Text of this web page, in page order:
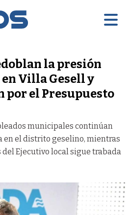
la presión
Villa Gesell y
por el Presupuesto
municipales continúan
en el distrito geselino, mientras
Ejecutivo local sigue trabada